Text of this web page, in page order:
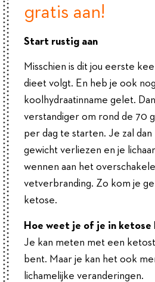
gratis aan!
Start rustig aan
Misschien is dit jou eerste
dieet volgt. En heb je ook
koolhydraatinname gelet.
verstandiger om rond de 70
per dag te starten. Je zal dan
gewicht verliezen en je
wennen aan het
vetverbranding. Zo kom je
ketose.
Hoe weet je of je in ketose
Je kan meten met een
bent. Maar je kan het ook
lichamelijke veranderingen.